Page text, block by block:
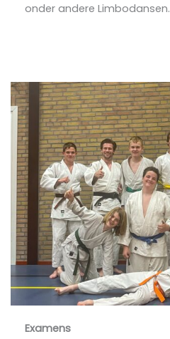
onder andere Limbodansen.
Examens